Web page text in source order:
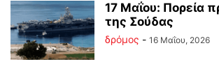
17 Μαΐου: Πορεία
της Σούδας
δρόμος - 16 Μαΐου, 2026